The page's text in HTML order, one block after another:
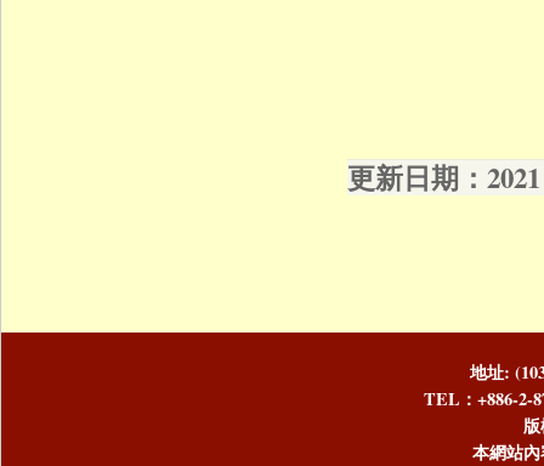
更新日期：
地址:
TEL：+886-2-
本網站